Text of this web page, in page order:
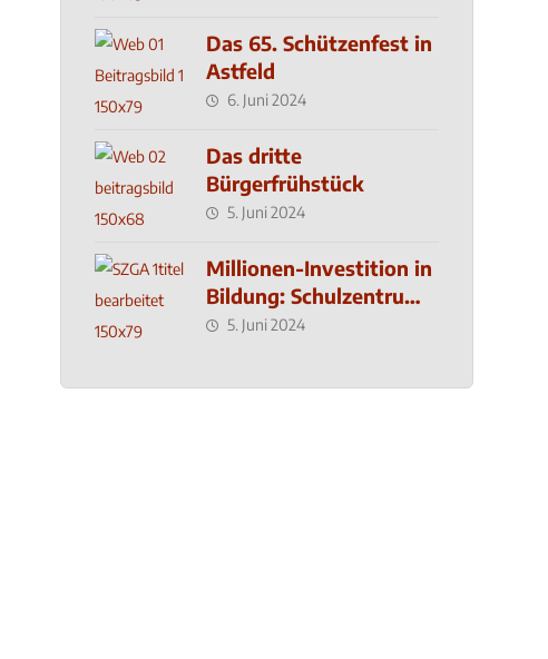
Das 65. Schützenfest in
Astfeld
6. Juni 2024
Das dritte
Bürgerfrühstück
5. Juni 2024
Millionen-Investition in
Bildung: Schulzentrum-
Neubau
5. Juni 2024